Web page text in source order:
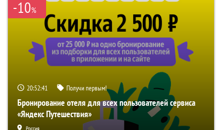
-10%
20:52:40 Получи первым!
Бронирование отеля для всех пользователей сервиса
«Яндекс Путешествия»
Россия